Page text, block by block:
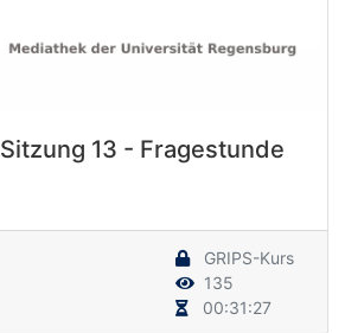
Sitzung 13 - Fragestunde
GRIPS-Kurs
135
00:31:27